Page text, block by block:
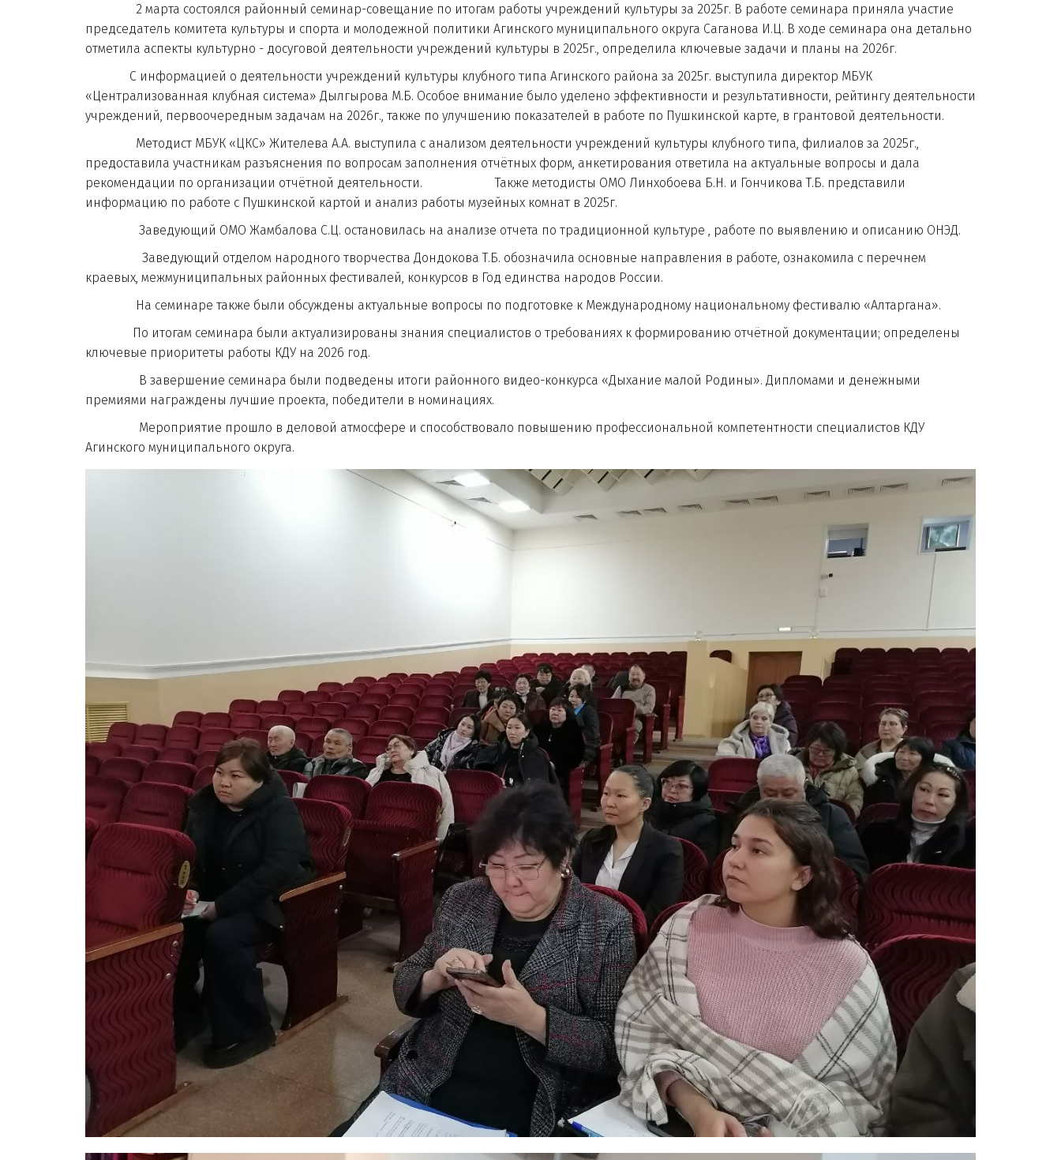
2 марта состоялся районный семинар-совещание по итогам работы учреждений культуры за 2025г. В работе семинара приняла участие
председатель комитета культуры и спорта и молодежной политики Агинского муниципального округа Саганова И.Ц. В ходе семинара она детально
отметила аспекты культурно - досуговой деятельности учреждений культуры в 2025г., определила ключевые задачи и планы на 2026г.
С информацией о деятельности учреждений культуры клубного типа Агинского района за 2025г. выступила директор МБУК
«Централизованная клубная система» Дылгырова М.Б. Особое внимание было уделено эффективности и результативности, рейтингу деятельности
учреждений, первоочередным задачам на 2026г., также по улучшению показателей в работе по Пушкинской карте, в грантовой деятельности.
Методист МБУК «ЦКС» Жителева А.А. выступила с анализом деятельности учреждений культуры клубного типа, филиалов за 2025г.,
предоставила участникам разъяснения по вопросам заполнения отчётных форм, анкетирования ответила на актуальные вопросы и дала
рекомендации по организации отчётной деятельности. Также методисты ОМО Линхобоева Б.Н. и Гончикова Т.Б. представили
информацию по работе с Пушкинской картой и анализ работы музейных комнат в 2025г.
Заведующий ОМО Жамбалова С.Ц. остановилась на анализе отчета по традиционной культуре , работе по выявлению и описанию ОНЭД.
Заведующий отделом народного творчества Дондокова Т.Б. обозначила основные направления в работе, ознакомила с перечнем
краевых, межмуниципальных районных фестивалей, конкурсов в Год единства народов России.
На семинаре также были обсуждены актуальные вопросы по подготовке к Международному национальному фестивалю «Алтаргана».
По итогам семинара были актуализированы знания специалистов о требованиях к формированию отчётной документации; определены
ключевые приоритеты работы КДУ на 2026 год.
В завершение семинара были подведены итоги районного видео-конкурса «Дыхание малой Родины». Дипломами и денежными
премиями награждены лучшие проекта, победители в номинациях.
Мероприятие прошло в деловой атмосфере и способствовало повышению профессиональной компетентности специалистов КДУ
Агинского муниципального округа.